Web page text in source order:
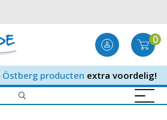
0
Östberg producten extra voordelig!